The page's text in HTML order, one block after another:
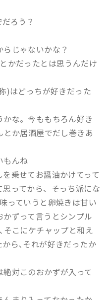
ろう？
じゃないかな？
かだったとは思うんだけ
)はどっちが好きだった
な。今ももちろん好き
か居酒屋でだし巻きあ
もんね
乗せてお醤油かけてって
ってから、そっち派にな
っていうと卵焼きは甘い
ずって言うとシンプル
こにケチャップと和え
ら､それが好きだったか
対このおかずが入って